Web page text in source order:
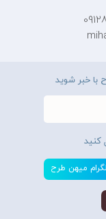
با خبر شوید
کنید
ميهن طرح